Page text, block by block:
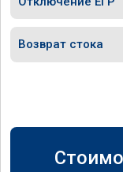
Возврат стока